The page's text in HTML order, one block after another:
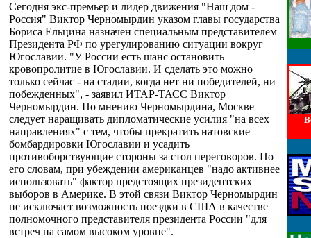
Сегодня экс-премьер и лидер движения "Наш дом -
Россия" Виктор Черномырдин указом главы государства
Бориса Ельцина назначен специальным представителем
Президента РФ по урегулированию ситуации вокруг
Югославии. "У России есть шанс остановить
кровопролитие в Югославии. И сделать это можно
только сейчас - на стадии, когда нет ни победителей, ни
побежденных", - заявил ИТАР-ТАСС Виктор
Черномырдин. По мнению Черномырдина, Москве
следует наращивать дипломатические усилия "на всех
направлениях" с тем, чтобы прекратить натовские
бомбардировки Югославии и усадить
противоборствующие стороны за стол переговоров. По
его словам, при убеждении американцев "надо активнее
использовать" фактор предстоящих президентских
выборов в Америке. В этой связи Виктор Черномырдин
не исключает возможность поездки в США в качестве
полномочного представителя президента России "для
встреч на самом высоком уровне".